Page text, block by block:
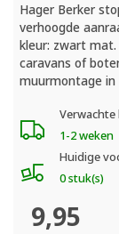
Hager Berker
verhoogde
kleur: zwart mat.
caravans of
muurmontage
Verwachte
1-2 weken
Huidige
0 stuk(s)
9,95